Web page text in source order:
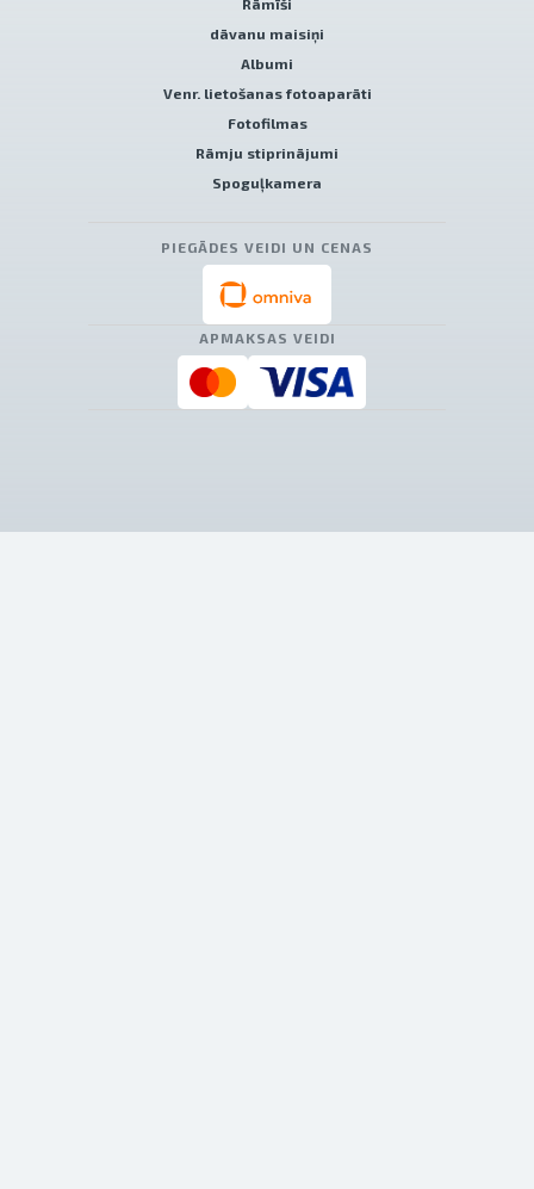
Rāmīši
dāvanu maisiņi
Albumi
Venr. lietošanas fotoaparāti
Fotofilmas
Rāmju stiprinājumi
Spoguļkamera
PIEGĀDES VEIDI UN CENAS
APMAKSAS VEIDI